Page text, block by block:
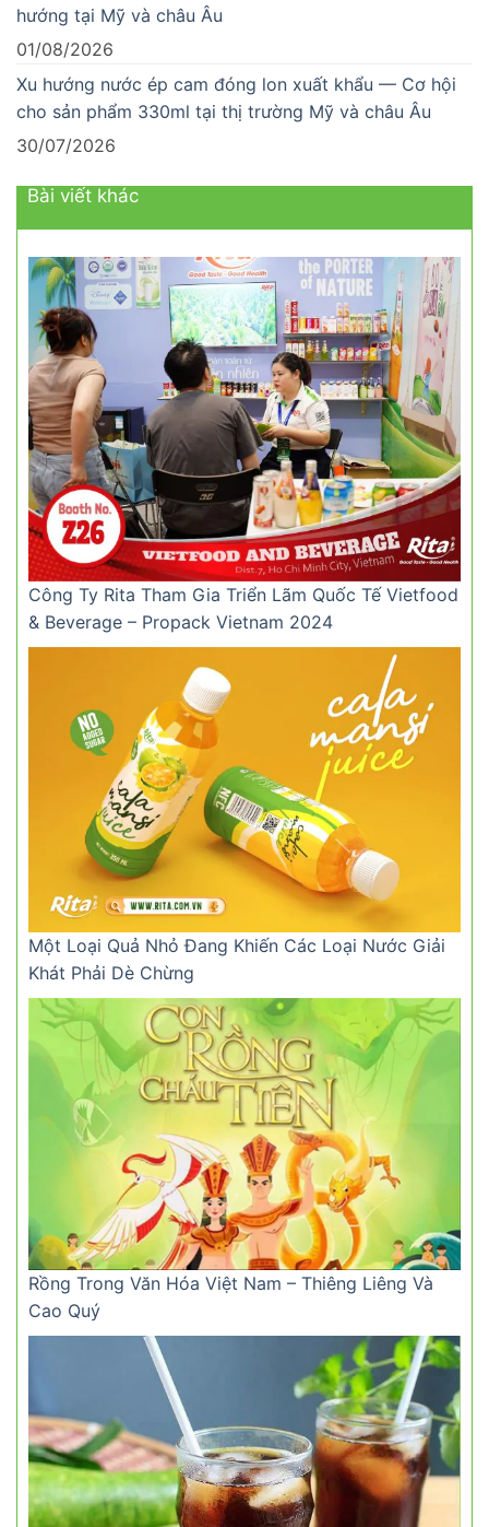
hướng tại Mỹ và châu Âu
01/08/2026
Xu hướng nước ép cam đóng lon xuất khẩu — Cơ hội
cho sản phẩm 330ml tại thị trường Mỹ và châu Âu
30/07/2026
Bài viết khác
Công Ty Rita Tham Gia Triển Lãm Quốc Tế Vietfood
& Beverage – Propack Vietnam 2024
Một Loại Quả Nhỏ Đang Khiến Các Loại Nước Giải
Khát Phải Dè Chừng
Rồng Trong Văn Hóa Việt Nam – Thiêng Liêng Và
Cao Quý